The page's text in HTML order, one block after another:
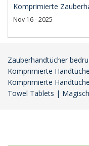
Komprimierte
Nov 16 - 2025
Zauberhandtücher
Komprimierte
Komprimierte
Towel Tablets |